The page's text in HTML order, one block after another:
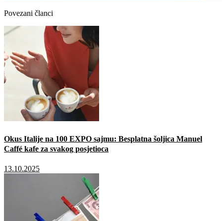
Povezani članci
Okus Italije na 100 EXPO sajmu: Besplatna šoljica Manuel
Caffé kafe za svakog posjetioca
13.10.2025